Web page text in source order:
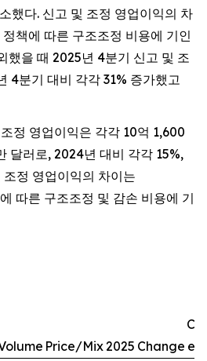
했다. 신고 및 조정 영업이익의 차
책에 따른 구조조정 비용에 기인
했을 때 2025년 4분기 신고 및 조
4분기 대비 각각 31% 증가했고
정 영업이익은 각각 10억 1,600
달러로, 2024년 대비 각각 15%,
조정 영업이익의 차이는
따른 구조조정 및 감손 비용에 기
Price/Mix2025 Change